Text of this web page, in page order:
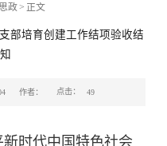
政> 正文
部培育创建工作结项验收结
作者： 点击： 49
时代中国特色社会